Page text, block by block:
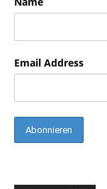
Email Address